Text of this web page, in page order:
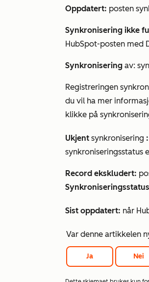
Oppdatert: posten
Synkronisering ikke
HubSpot-posten med
Synkronisering av:
Registreringen
du vil ha mer
klikke på
Ukjent synkronisering :
synkroniseringsstatus
Record ekskludert:
Synkroniseringsstatus
Sist oppdatert: når
Var denne artikkelen
Ja Nei